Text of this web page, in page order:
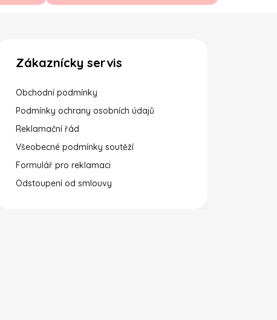
Zákaznícky servis
Obchodní podmínky
Podmínky ochrany osobních údajů
Reklamační řád
Všeobecné podmínky soutěží
Formulář pro reklamaci
Odstoupení od smlouvy